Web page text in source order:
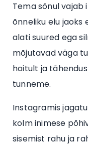
Tema sõnul vajab
õnneliku elu jaoks
alati suured ega
mõjutavad väga
hoitult ja
tunneme.
Instagramis
kolm inimese
sisemist rahu ja